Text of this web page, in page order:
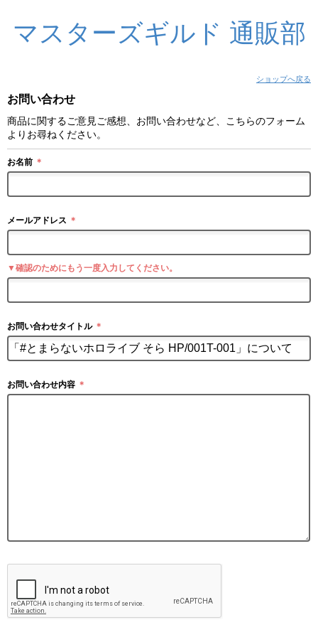
マスターズギルド 通販部
ショップへ戻る
お問い合わせ
商品に関するご意見ご感想、お問い合わせなど、こちらのフォーム
よりお尋ねください。
お名前 ＊
メールアドレス ＊
▼確認のためにもう一度入力してください。
お問い合わせタイトル ＊
お問い合わせ内容 ＊